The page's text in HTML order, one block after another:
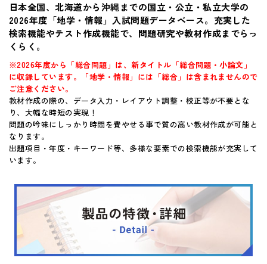
よくあるご質問
体験版・製品資料について
購入後のサポートについて
お問い合せ
マイページ
日本全国、北海道から沖縄までの国立・公立・私立大学の
2026年度「地学・情報」入試問題データベース。充実した
検索機能やテスト作成機能で、問題研究や教材作成までらっ
くらく。
※2026年度から「総合問題」は、新タイトル「総合問題・小論文」
に収録しています。「地学・情報」には「総合」は含まれませんので
ご注意ください。
教材作成の際の、データ入力・レイアウト調整・校正等が不要とな
り、大幅な時短の実現！
問題の吟味にしっかり時間を費やせる事で質の高い教材作成が可能と
なります。
出題項目・年度・キーワード等、多様な要素での検索機能が充実して
います。